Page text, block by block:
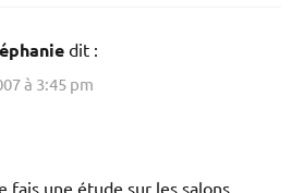
dit :
à 3:45 pm
fais une étude sur les salons